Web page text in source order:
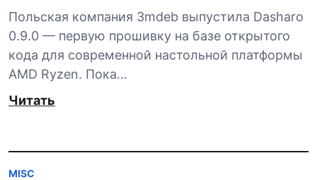
Польская компания 3mdeb выпустила Dasharo
0.9.0 — первую прошивку на базе открытого
кода для современной настольной платформы
AMD Ryzen. Пока…
Читать
MISC